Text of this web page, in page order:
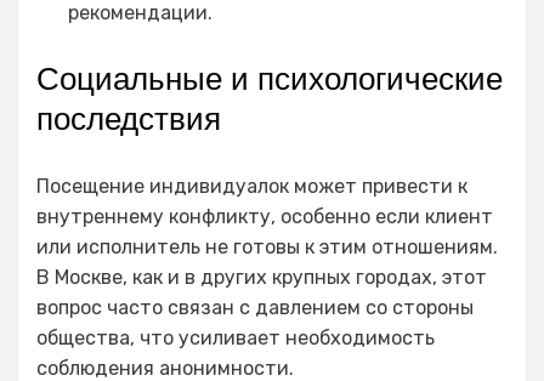
рекомендации.
Социальные и психологические
последствия
Посещение индивидуалок может привести к
внутреннему конфликту, особенно если клиент
или исполнитель не готовы к этим отношениям.
В Москве, как и в других крупных городах, этот
вопрос часто связан с давлением со стороны
общества, что усиливает необходимость
соблюдения анонимности.